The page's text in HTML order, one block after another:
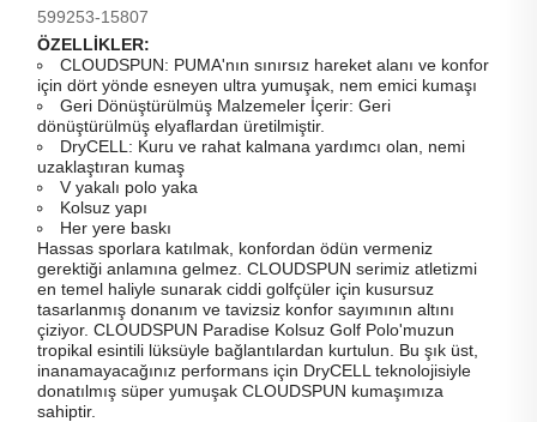
599253-15807
ÖZELLİKLER:
CLOUDSPUN: PUMA'nın sınırsız hareket alanı ve konfor
için dört yönde esneyen ultra yumuşak, nem emici kumaşı
Geri Dönüştürülmüş Malzemeler İçerir: Geri
dönüştürülmüş elyaflardan üretilmiştir.
DryCELL: Kuru ve rahat kalmana yardımcı olan, nemi
uzaklaştıran kumaş
V yakalı polo yaka
Kolsuz yapı
Her yere baskı
Hassas sporlara katılmak, konfordan ödün vermeniz
gerektiği anlamına gelmez. CLOUDSPUN serimiz atletizmi
en temel haliyle sunarak ciddi golfçüler için kusursuz
tasarlanmış donanım ve tavizsiz konfor sayımının altını
çiziyor. CLOUDSPUN Paradise Kolsuz Golf Polo'muzun
tropikal esintili lüksüyle bağlantılardan kurtulun. Bu şık üst,
inanamayacağınız performans için DryCELL teknolojisiyle
donatılmış süper yumuşak CLOUDSPUN kumaşımıza
sahiptir.